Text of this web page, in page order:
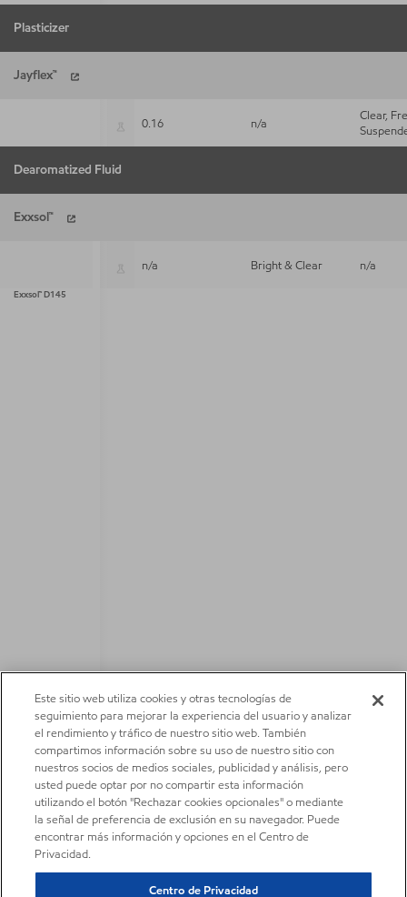
0.16 n/a
Clear,
n/a Bright & Clear n/a
Plasticizer
Jayflex™
Dearomatized Fluid
Exxsol™
Exxsol™ D145
Este sitio web utiliza cookies y otras tecnologías de
seguimiento para mejorar la experiencia del usuario y analizar
el rendimiento y tráfico de nuestro sitio web. También
compartimos información sobre su uso de nuestro sitio con
nuestros socios de medios sociales, publicidad y análisis, pero
usted puede optar por no compartir esta información
utilizando el botón "Rechazar cookies opcionales" o mediante
la señal de preferencia de exclusión en su navegador. Puede
encontrar más información y opciones en el Centro de
Privacidad.
Centro de Privacidad